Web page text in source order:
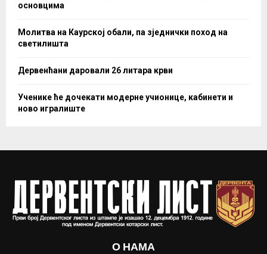
основцима
Молитва на Каурској обали, па зједнички поход на
светилишта
Дервенћани даровали 26 литара крви
Ученике ће дочекати модерне учионице, кабинети и
ново игралиште
О НАМА